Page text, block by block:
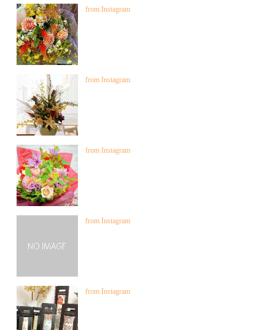
from Instagram
from Instagram
from Instagram
from Instagram
from Instagram